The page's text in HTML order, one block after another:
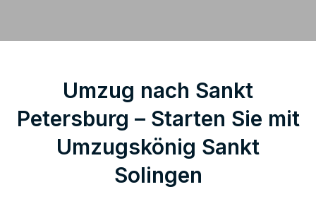
Umzug nach Sankt
Petersburg – Starten Sie mit
Umzugskönig Sankt
Solingen